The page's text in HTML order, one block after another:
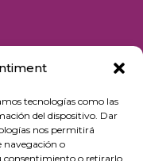
tecnologías como las
del dispositivo. Dar
nos permitirá
navegación o
consentimiento o retirarlo